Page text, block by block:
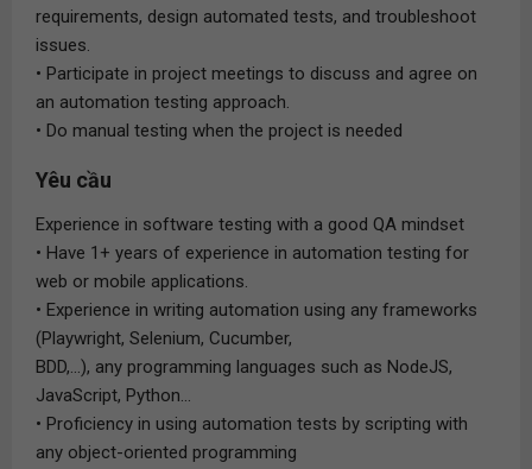
requirements, design automated tests, and troubleshoot
issues.
• Participate in project meetings to discuss and agree on
an automation testing approach.
• Do manual testing when the project is needed
Yêu cầu
Experience in software testing with a good QA mindset
• Have 1+ years of experience in automation testing for
web or mobile applications.
• Experience in writing automation using any frameworks
(Playwright, Selenium, Cucumber,
BDD,...), any programming languages such as NodeJS,
JavaScript, Python...
• Proficiency in using automation tests by scripting with
any object-oriented programming